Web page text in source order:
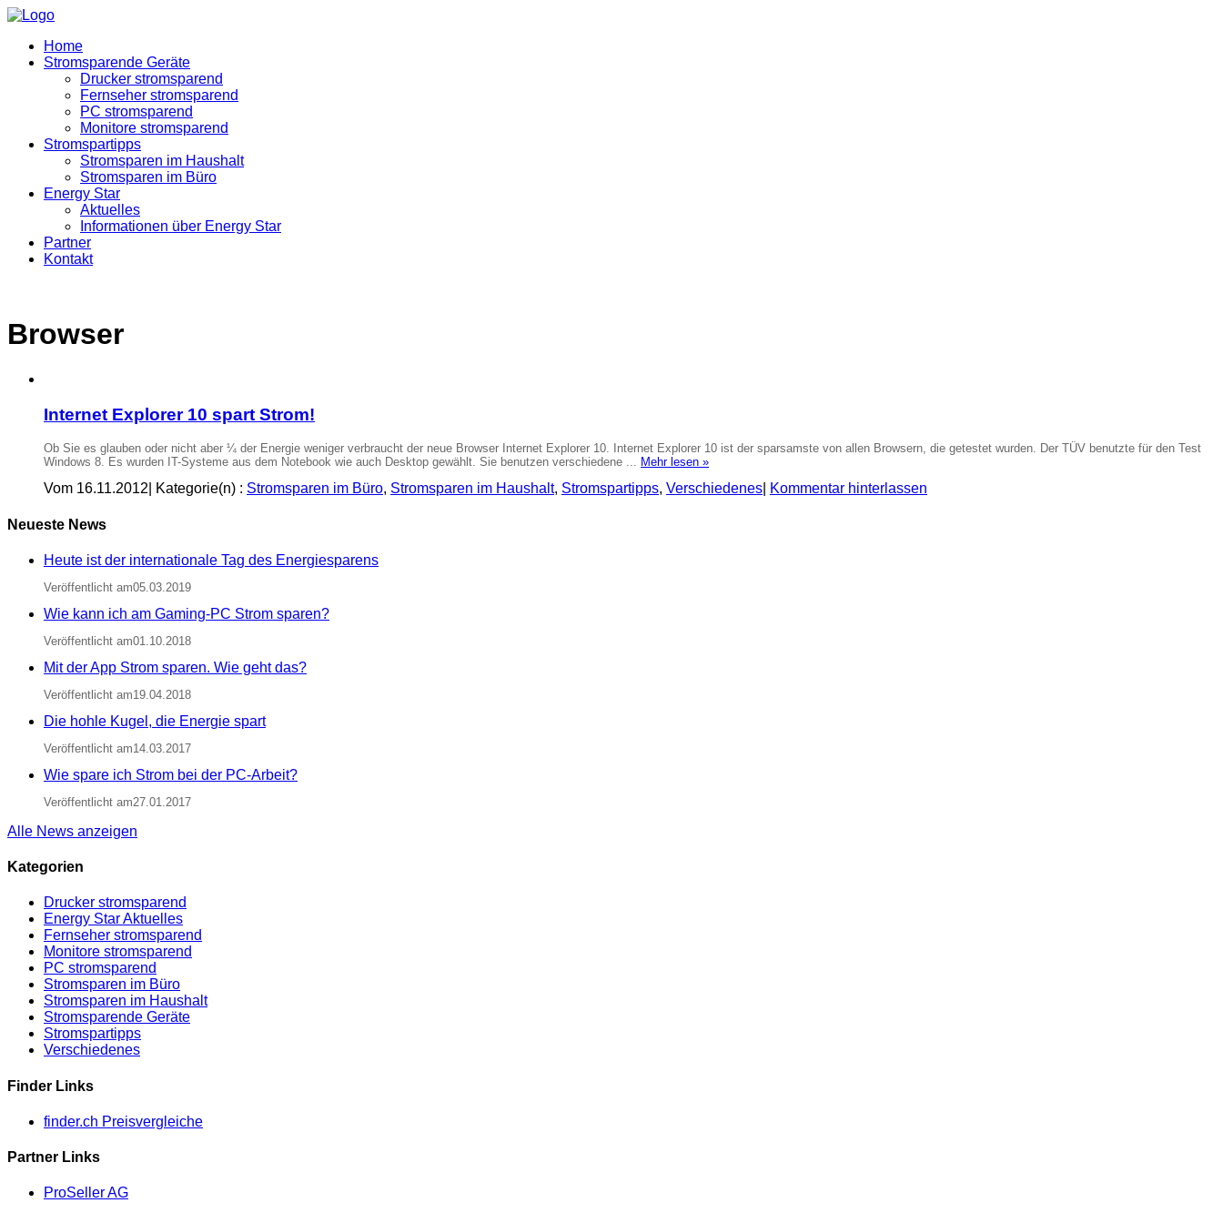
Home
Stromsparende Geräte
Drucker stromsparend
Fernseher stromsparend
PC stromsparend
Monitore stromsparend
Stromspartipps
Stromsparen im Haushalt
Stromsparen im Büro
Energy Star
Aktuelles
Informationen über Energy Star
Partner
Kontakt
Browser
Internet Explorer 10 spart Strom!
Ob Sie es glauben oder nicht aber ¼ der Energie weniger verbraucht der neue Browser Internet Explorer 10. Internet Explorer 10 ist der sparsamste von allen Browsern, die getestet wurden. Der TÜV benutzte für den Test
Windows 8. Es wurden IT-Systeme aus dem Notebook wie auch Desktop gewählt. Sie benutzen verschiedene ... Mehr lesen »
Vom 16.11.2012 Kategorie(n) : Stromsparen im Büro, Stromsparen im Haushalt, Stromspartipps, Verschiedenes Kommentar hinterlassen
Neueste News
Heute ist der internationale Tag des Energiesparens
Veröffentlicht am05.03.2019
Wie kann ich am Gaming-PC Strom sparen?
Veröffentlicht am01.10.2018
Mit der App Strom sparen. Wie geht das?
Veröffentlicht am19.04.2018
Die hohle Kugel, die Energie spart
Veröffentlicht am14.03.2017
Wie spare ich Strom bei der PC-Arbeit?
Veröffentlicht am27.01.2017
Alle News anzeigen
Kategorien
Drucker stromsparend
Energy Star Aktuelles
Fernseher stromsparend
Monitore stromsparend
PC stromsparend
Stromsparen im Büro
Stromsparen im Haushalt
Stromsparende Geräte
Stromspartipps
Verschiedenes
Finder Links
finder.ch Preisvergleiche
Partner Links
ProSeller AG